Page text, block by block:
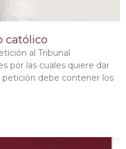
católico
al Tribunal
por las cuales quiere dar
debe contener los